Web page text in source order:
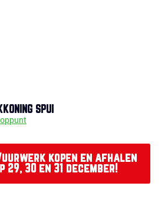
SPUI
kopen en afhalen
29, 30 en 31 december!